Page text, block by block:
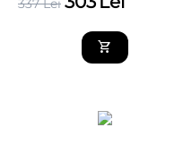
337 Lei